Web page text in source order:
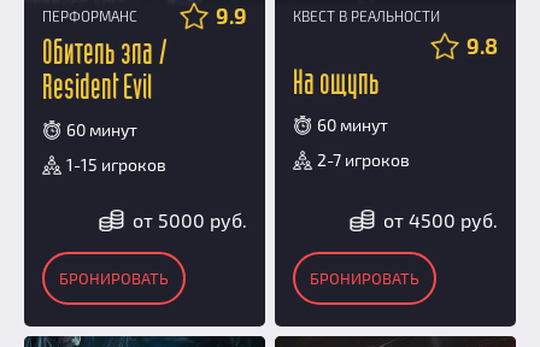
ПЕРФОРМАНС 9.9
Обитель зла /
Resident Evil
60 минут
1-15 игроков
от 5000 руб.
БРОНИРОВАТЬ
КВЕСТ В РЕАЛЬНОСТИ
9.8
На ощупь
60 минут
2-7 игроков
от 4500 руб.
БРОНИРОВАТЬ